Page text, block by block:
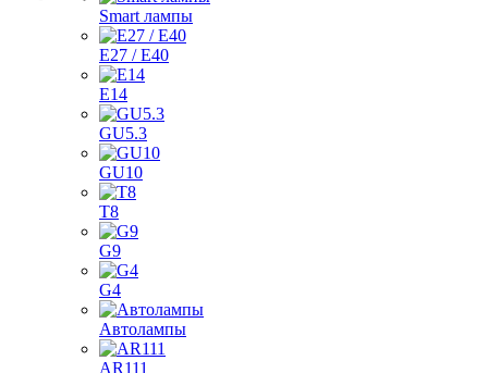
Smart лампы
E27 / E40
E14
GU5.3
GU10
T8
G9
G4
Автолампы
AR111